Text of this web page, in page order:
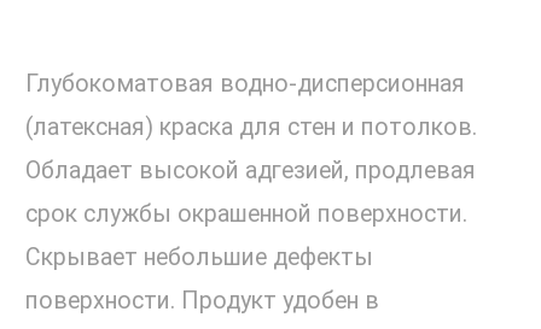
Глубокоматовая водно-дисперсионная
(латексная) краска для стен и потолков.
Обладает высокой адгезией, продлевая
срок службы окрашенной поверхности.
Скрывает небольшие дефекты
поверхности. Продукт удобен в